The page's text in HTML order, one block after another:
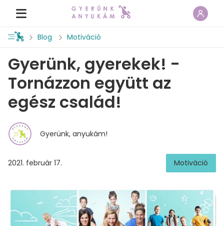
Blog Motiváció
Gyerünk, gyerekek! -
Tornázzon együtt az
egész család!
Gyerünk, anyukám!
2021. február 17. Motiváció